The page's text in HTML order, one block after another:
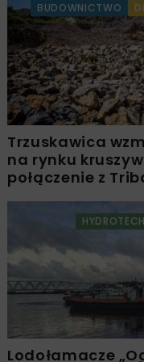
BUDOWNICTWO
Trzuskawica
na rynku
połączenie z
Lodołamacze